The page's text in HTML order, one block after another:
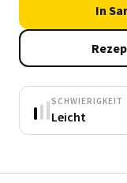
In
SCHWIERIGKEIT
Leicht